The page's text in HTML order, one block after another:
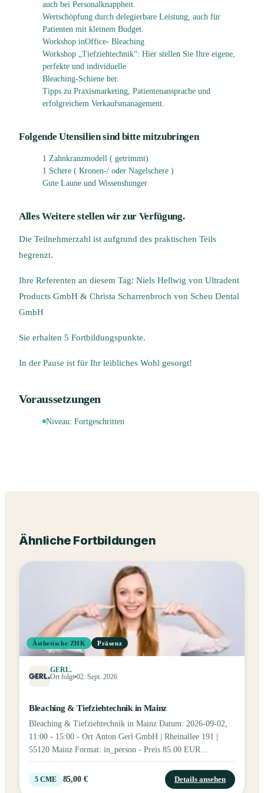
auch bei Personalknappheit.
Wertschöpfung durch delegierbare Leistung, auch für
Patienten mit kleinem Budget.
Workshop inOffice- Bleaching
Workshop „Tiefziehtechnik“: Hier stellen Sie Ihre eigene,
perfekte und individuelle
Bleaching-Schiene her.
Tipps zu Praxismarketing, Patientenansprache und
erfolgreichem Verkaufsmanagement.
Folgende Utensilien sind bitte mitzubringen
1 Zahnkranzmodell ( getrimmt)
1 Schere ( Kronen-/ oder Nagelschere )
Gute Laune und Wissenshunger
Alles Weitere stellen wir zur Verfügung.
Die Teilnehmerzahl ist aufgrund des praktischen Teils
begrenzt.
Ihre Referenten an diesem Tag: Niels Hellwig von Ultradent
Products GmbH & Christa Scharrenbroch von Scheu Dental
GmbH
Sie erhalten 5 Fortbildungspunkte.
In der Pause ist für Ihr leibliches Wohl gesorgt!
Voraussetzungen
Niveau: Fortgeschritten
Ähnliche Fortbildungen
Ästhetische ZHK Präsenz
GERL.
Ort folgt 02. Sept. 2026
Bleaching & Tiefziehtechnik in Mainz
Bleaching & Tiefziehtechnik in Mainz Datum: 2026-09-02,
11:00 - 15:00 - Ort Anton Gerl GmbH | Rheinallee 191 |
55120 Mainz Format: in_person - Preis 85.00 EUR
Fortbildungspunkte: 5 - Bild: Tags: Bleaching Kurzinfo
„Mehr Attraktivität nach außen für mehr Selbstvertrauen im
Inneren!“ Entdecken Sie mit uns alle Möglichkeiten der
5 CME 85,00 € Details ansehen